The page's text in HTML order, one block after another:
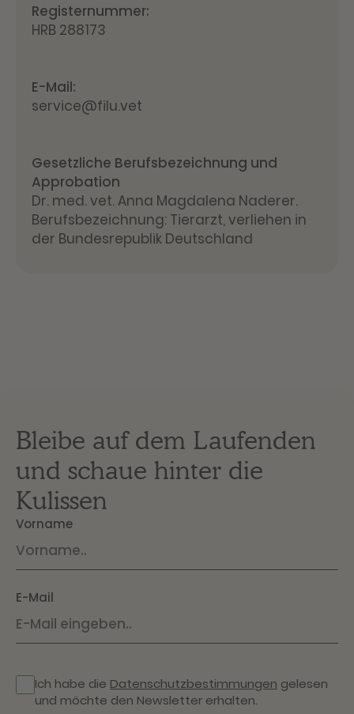
Registernummer:
HRB 288173
E-Mail:
service@filu.vet
Gesetzliche Berufsbezeichnung und
Approbation
Dr. med. vet. Anna Magdalena Naderer.
Berufsbezeichnung: Tierarzt, verliehen in
der Bundesrepublik Deutschland
Bleibe auf dem Laufenden
und schaue hinter die
Kulissen
Vorname
E-Mail
Ich habe die Datenschutzbestimmungen gelesen
und möchte den Newsletter erhalten.